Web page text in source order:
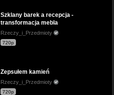
Szklany barek a recepcja -
transformacja mebla
Rzeczy_i_Przedmioty
720p
Zepsułem kamień
Rzeczy_i_Przedmioty
720p